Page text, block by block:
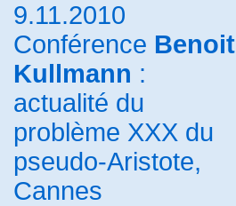
9.11.2010
Conférence Benoit
Kullmann :
actualité du
problème XXX du
pseudo-Aristote,
Cannes